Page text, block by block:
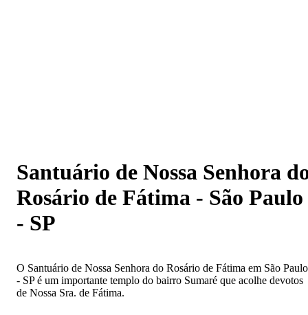
Santuário de Nossa Senhora
Rosário de Fátima - São Paulo
- SP
O Santuário de Nossa Senhora do Rosário de Fátima em São Paulo
- SP é um importante templo do bairro Sumaré que acolhe devotos
de Nossa Sra. de Fátima.